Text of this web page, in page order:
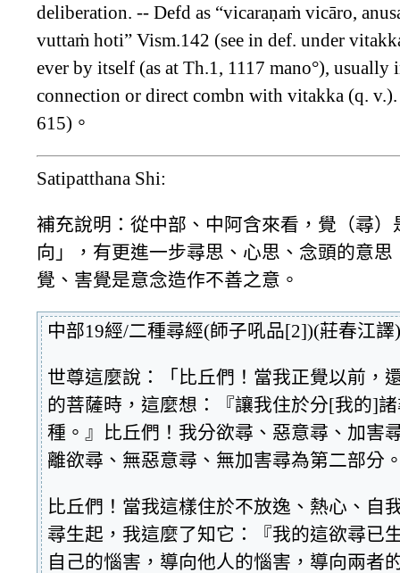
deliberation. -- Defd as “vicaraṇaṁ vicāro,
vuttaṁ hoti” Vism.142 (see in def. under
ever by itself (as at Th.1, 1117 mano°), usually
connection or direct combn with vitakka (q. v.).
615)。
Satipatthana Shi:
補充說明：從中部、中阿含來看，覺（尋）
向」，有更進一步尋思、心思、念頭的意思
覺、害覺是意念造作不善之意。
中部19經/二種尋經(師子吼品[2])(莊春江譯)
世尊這麼說：「比丘們！當我正覺以前，
的菩薩時，這麼想：『讓我住於分[我的]
種。』比丘們！我分欲尋、惡意尋、加害
離欲尋、無惡意尋、無加害尋為第二部分
比丘們！當我這樣住於不放逸、熱心、自
尋生起，我這麼了知它：『我的這欲尋已
自己的惱害，導向他人的惱害，導向兩者